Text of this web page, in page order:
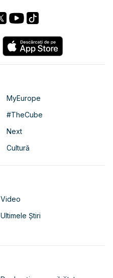
MyEurope
#TheCube
Next
Cultură
Video
Ultimele Știri